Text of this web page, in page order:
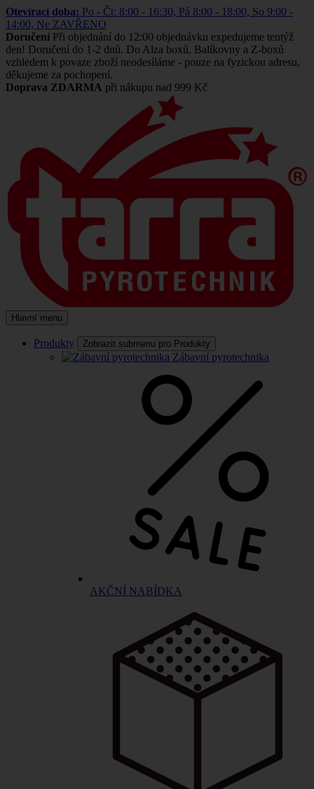
Otevírací doba: Po - Čt: 8:00 - 16:30, Pá 8:00 - 18:00, So 9:00 -
14:00, Ne ZAVŘENO
Doručení Při objednání do 12:00 objednávku expedujeme tentýž
den! Doručení do 1-2 dnů. Do Alza boxů, Balíkovny a Z-boxů
vzhledem k povaze zboží neodesíláme - pouze na fyzickou adresu,
děkujeme za pochopení.
Doprava ZDARMA při nákupu nad 999 Kč
Hlavní menu
Produkty Zobrazit submenu pro Produkty
Zábavní pyrotechnika
AKČNÍ NABÍDKA